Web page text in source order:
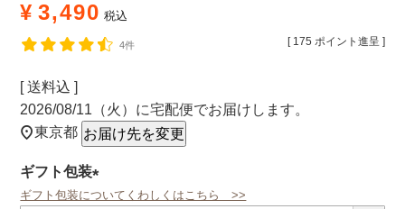
¥ 3,490 税込
[ 175 ポイント進呈 ]
4件
送料込
2026/08/11（火） に宅配便でお届けします。
東京都 お届け先を変更
ギフト包装
(必
ギフト包装についてくわしくはこちら >>